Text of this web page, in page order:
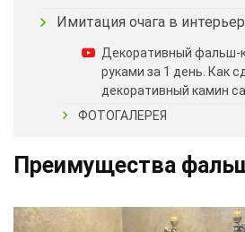
Имитация очага в
Декоративный фальш-
руками за 1 день. Как
декоративный камин
ФОТОГАЛЕРЕЯ
Преимущества